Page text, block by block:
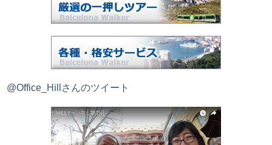
@Office_Hillさんのツイート